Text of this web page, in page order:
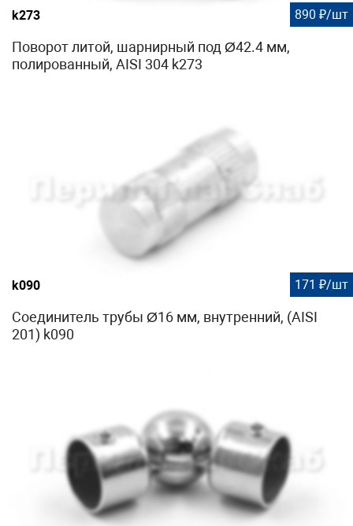
k273 890 ₽/шт
Поворот литой, шарнирный под Ø42.4 мм,
полированный, AISI 304 k273
k090 171 ₽/шт
Соединитель трубы Ø16 мм, внутренний, (AISI
201) k090